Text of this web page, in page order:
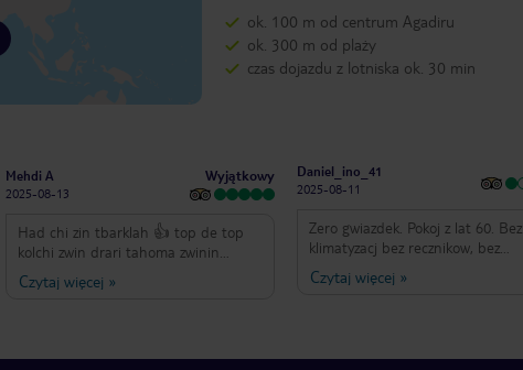
ok. 100 m od centrum Agadiru
ok. 300 m od plaży
czas dojazdu z lotniska ok. 30 min
Mehdi A
2025-08-13
Wyjątkowy
Had chi zin tbarklah 👍 top de top
kolchi zwin drari tahoma zwinin
animation. zwina tbarklah Merci aala
kolchi 🫶🏻❤️💪🏻🏖️
Czytaj więcej »
Daniel_ino_41
2025-08-11
Zero gwiazdek. Pokoj z lat 60. Bez
klimatyzacj bez recznikow, bez
żadnych szamponów. ZERO
GWIAZDEK. NAGORSZY Z
Czytaj więcej »